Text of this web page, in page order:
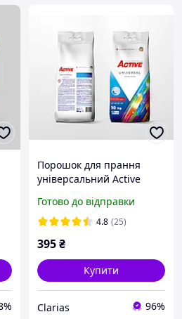
Порошок для прання
універсальний Active
прань
Готово до відправки
4.8 (25)
395₴
Купити
Clarias 96%